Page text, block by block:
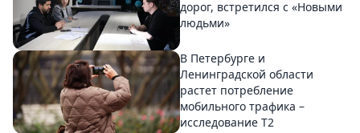
дорог, встретился с «Новыми
людьми»
В Петербурге и
Ленинградской области
растет потребление
мобильного трафика –
исследование T2